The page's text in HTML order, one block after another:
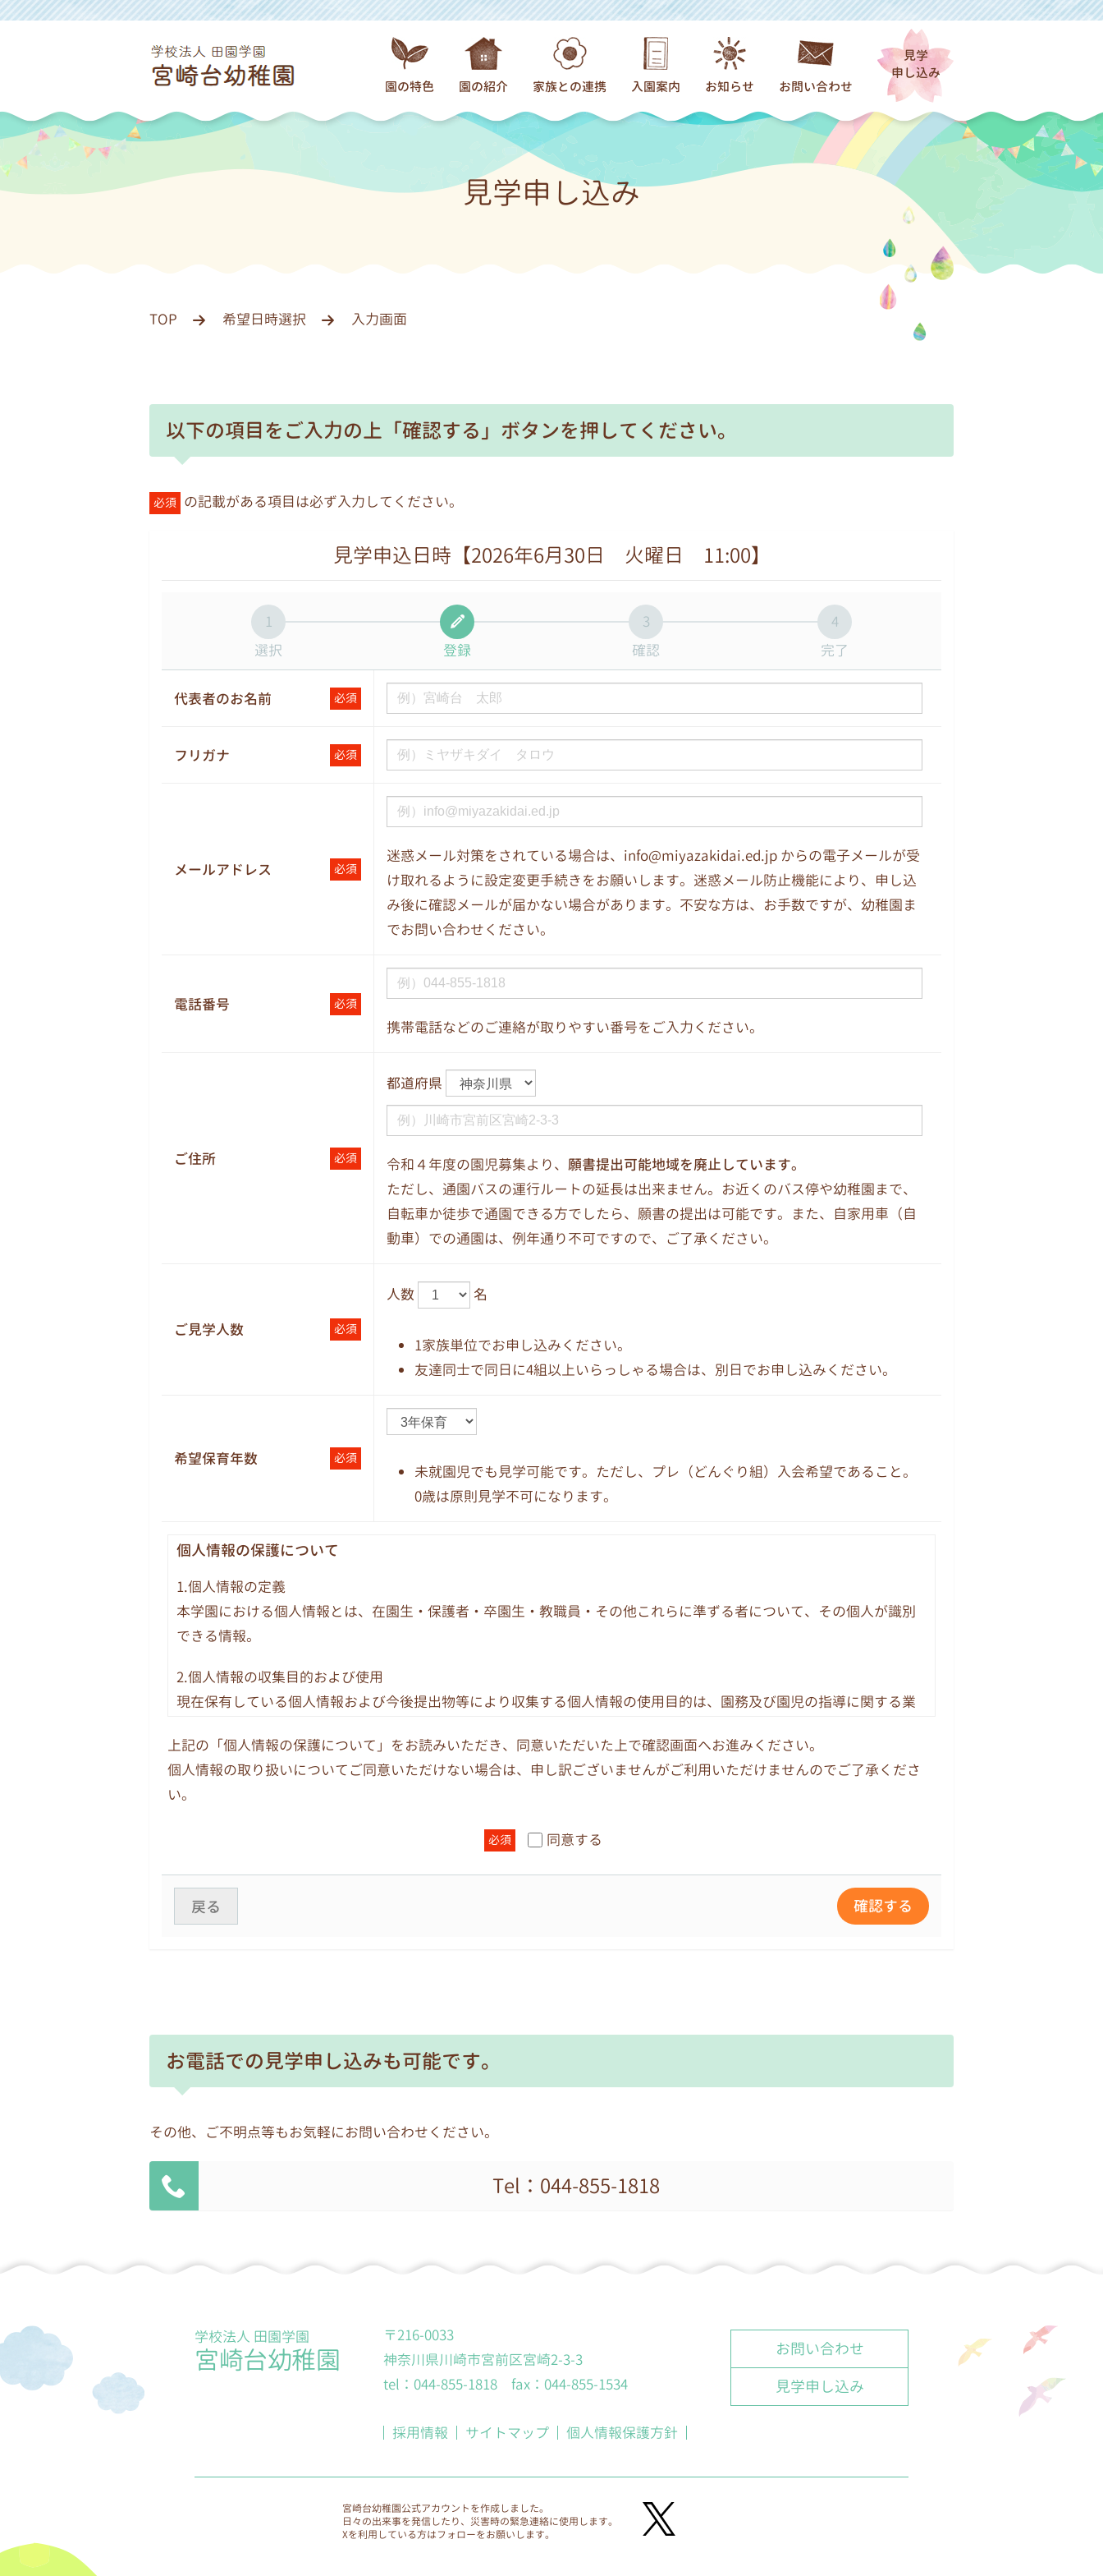
園の特色
園での過ごし方
プール
園の紹介
概要
未就園児
あずかり保育
家族との連携
父母の会
パパの会
サークル
入園案内
入園までの流れ
お知らせ
新着情報一覧
お問い合わせ
見学
申し込み
見学申し込み
TOP 希望日時選択 入力画面
以下の項目をご入力の上「確認する」ボタンを押してください。
必須 の記載がある項目は必ず入力してください。
見学申込日時【2026年6月30日 火曜日 11:00】
1
選択
登録
3
確認
4
完了
代表者のお名前 必須
フリガナ 必須
メールアドレス 必須
迷惑メール対策をされている場合は、info@miyazakidai.ed.jp からの電子メールが受
け取れるように設定変更手続きをお願いします。迷惑メール防止機能により、申し込
み後に確認メールが届かない場合があります。不安な方は、お手数ですが、幼稚園ま
でお問い合わせください。
電話番号 必須
携帯電話などのご連絡が取りやすい番号をご入力ください。
ご住所 必須
都道府県
令和４年度の園児募集より、 願書提出可能地域を廃止しています。
ただし、通園バスの運行ルートの延長は出来ません。お近くのバス停や幼稚園まで、
自転車か徒歩で通園できる方でしたら、願書の提出は可能です。また、自家用車（自
動車）での通園は、例年通り不可ですので、ご了承ください。
ご見学人数 必須
人数 名
1家族単位でお申し込みください。
友達同士で同日に4組以上いらっしゃる場合は、別日でお申し込みください。
希望保育年数 必須
未就園児でも見学可能です。ただし、プレ（どんぐり組）入会希望であること。
0歳は原則見学不可になります。
個人情報の保護について
1.個人情報の定義
本学園における個人情報とは、在園生・保護者・卒園生・教職員・その他これらに準ずる者について、その個人が識別
できる情報。
2.個人情報の収集目的および使用
現在保有している個人情報および今後提出物等により収集する個人情報の使用目的は、園務及び園児の指導に関する業
務、庶務および組織運営に関する業務についてのみ使用します。
3.個人情報の提供
話やファックスによる問い合わせ、開示請求には応じません。開示手続きは各園が窓口となります。
個人情報を取り扱う業務を外部に委託する場合は、個人情報を適正に取り扱っていると認められる委託先を選定し、秘
密保持契約等を取り交わすとともに、適切な管理を実施します。
各園の園長を個人情報管理責任者とし、各園の個人情報保護活動の実施および運用に関する責任を負います。
自ら保有する個人情報を保護するための方針、規則、計画、実施、監査および見直しを、学園全体で継続的に検討し実
9.個人情報保護に関する相談窓口
上記の「個人情報の保護について」をお読みいただき、同意いただいた上で確認画面へお進みください。
個人情報の取り扱いについてご同意いただけない場合は、申し訳ございませんがご利用いただけませんのでご了承くださ
い。
必須 同意する
戻る 確認する
お電話での見学申し込みも可能です。
その他、ご不明点等もお気軽にお問い合わせください。
Tel：044-855-1818
学校法人 田園学園
宮崎台幼稚園
〒216-0033
神奈川県川崎市宮前区宮崎2-3-3
tel：044-855-1818 fax：044-855-1534
採用情報 サイトマップ 個人情報保護方針
お問い合わせ
見学申し込み
宮崎台幼稚園公式アカウントを作成しました。
日々の出来事を発信したり、災害時の緊急連絡に使用します。
Xを利用している方はフォローをお願いします。